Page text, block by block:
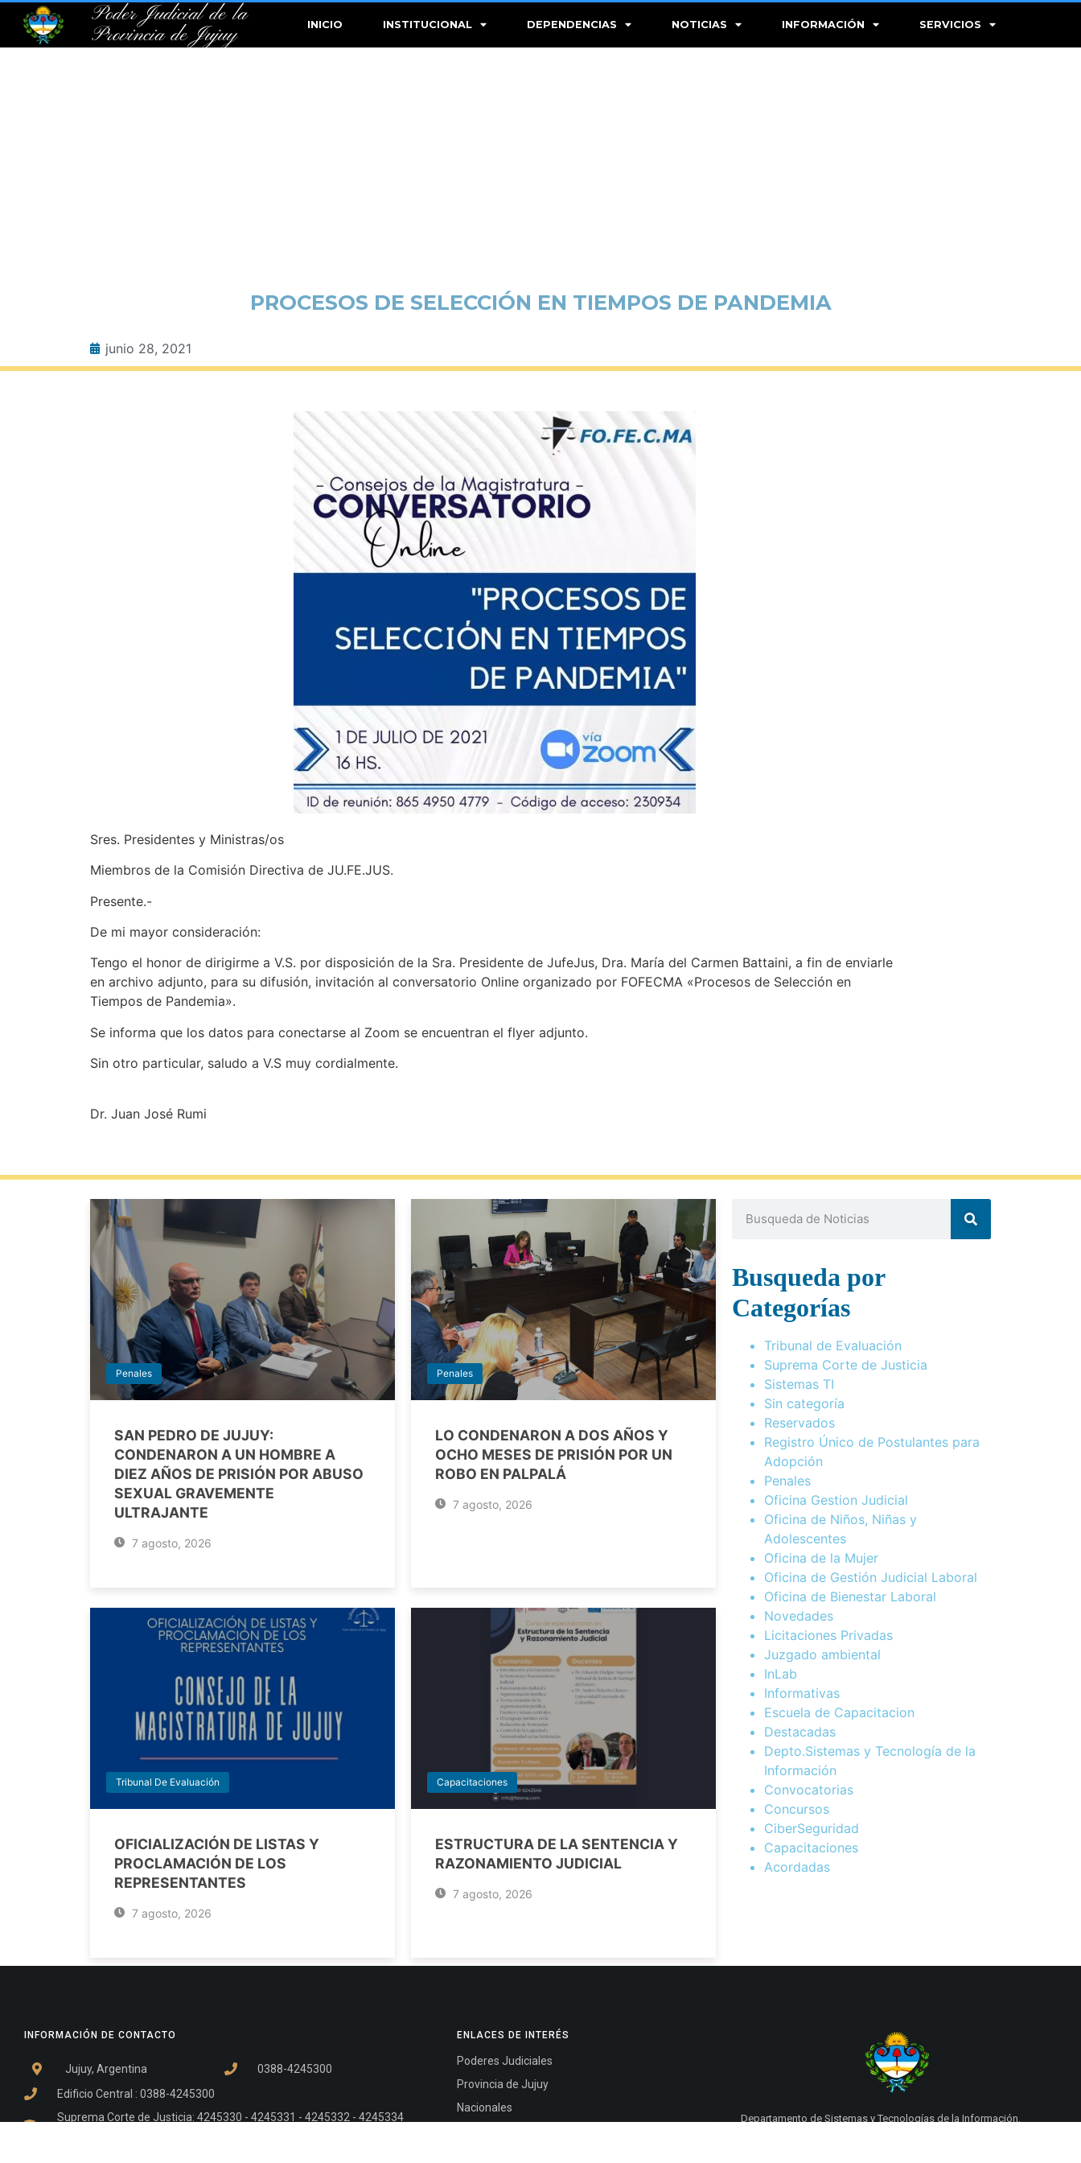
Poder Judicial de la
Provincia de Jujuy
INICIO INSTITUCIONAL DEPENDENCIAS NOTICIAS INFORMACIÓN SERVICIOS
PROCESOS DE SELECCIÓN EN TIEMPOS DE PANDEMIA
junio 28, 2021
Sres. Presidentes y Ministras/os
Miembros de la Comisión Directiva de JU.FE.JUS.
Presente.-
De mi mayor consideración:
Tengo el honor de dirigirme a V.S. por disposición de la Sra. Presidente de JufeJus, Dra. María del Carmen Battaini, a fin de enviarle
en archivo adjunto, para su difusión, invitación al conversatorio Online organizado por FOFECMA «Procesos de Selección en
Tiempos de Pandemia».
Se informa que los datos para conectarse al Zoom se encuentran el flyer adjunto.
Sin otro particular, saludo a V.S muy cordialmente.
Dr. Juan José Rumi
Penales
SAN PEDRO DE JUJUY:
CONDENARON A UN HOMBRE A
DIEZ AÑOS DE PRISIÓN POR ABUSO
SEXUAL GRAVEMENTE
ULTRAJANTE
7 agosto, 2026
Penales
LO CONDENARON A DOS AÑOS Y
OCHO MESES DE PRISIÓN POR UN
ROBO EN PALPALÁ
7 agosto, 2026
Tribunal De Evaluación
OFICIALIZACIÓN DE LISTAS Y
PROCLAMACIÓN DE LOS
REPRESENTANTES
7 agosto, 2026
Capacitaciones
ESTRUCTURA DE LA SENTENCIA Y
RAZONAMIENTO JUDICIAL
7 agosto, 2026
Busqueda por
Categorías
Tribunal de Evaluación
Suprema Corte de Justicia
Sistemas TI
Sin categoría
Reservados
Registro Único de Postulantes para
Adopción
Penales
Oficina Gestion Judicial
Oficina de Niños, Niñas y
Adolescentes
Oficina de la Mujer
Oficina de Gestión Judicial Laboral
Oficina de Bienestar Laboral
Novedades
Licitaciones Privadas
Juzgado ambiental
InLab
Informativas
Escuela de Capacitacion
Destacadas
Depto.Sistemas y Tecnología de la
Información
Convocatorias
Concursos
CiberSeguridad
Capacitaciones
Acordadas
INFORMACIÓN DE CONTACTO
Jujuy, Argentina
0388-4245300
Edificio Central : 0388-4245300
Suprema Corte de Justicia: 4245330 - 4245331 - 4245332 - 4245334
ENLACES DE INTERÉS
Poderes Judiciales
Provincia de Jujuy
Nacionales
Departamento de Sistemas y Tecnologías de la Información.